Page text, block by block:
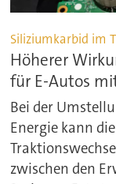
Siliziumkarbid im
Höherer
für E-Autos
Bei der
Energie kann
zwischen den